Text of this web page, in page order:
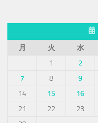
月
火 水
1
2
7
8 9
14
15 16
21
22 23